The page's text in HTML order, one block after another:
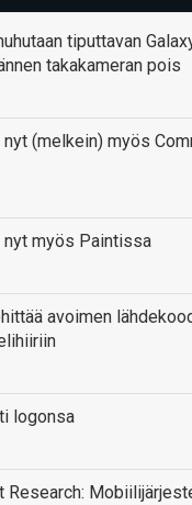
tiputtavan
takakameran pois
(melkein) myös
nyt myös Paintissa
avoimen
logonsa
Research: